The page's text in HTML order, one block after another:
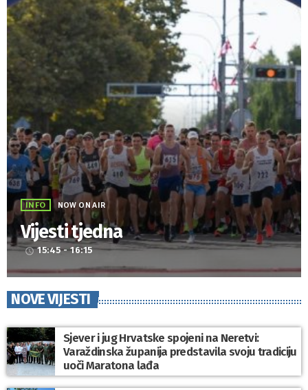
INFO NOW ON AIR
Vijesti tjedna
access_time 15:45 - 16:15
NOVE VIJESTI
Sjever i jug Hrvatske spojeni na Neretvi:
Varaždinska županija predstavila svoju tradiciju
uoči Maratona lađa